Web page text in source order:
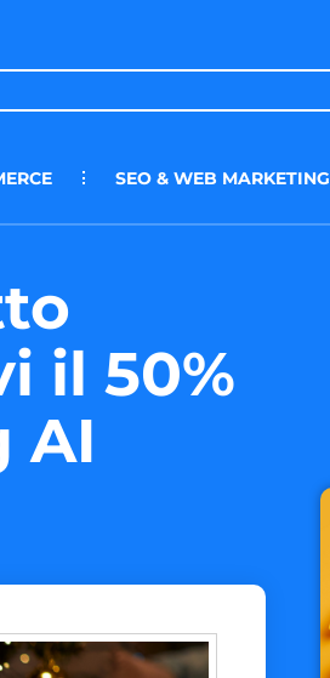
SEO & WEB MARKETING
il 50%
AI